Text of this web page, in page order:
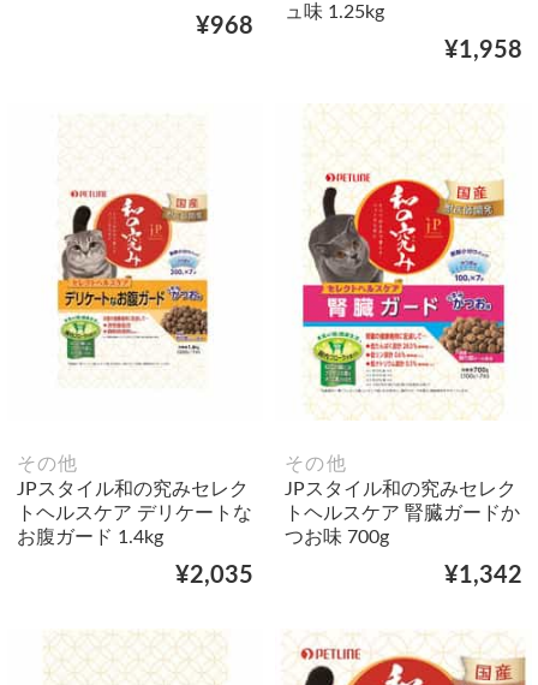
¥968
ュ味 1.25kg
¥1,958
その他
JPスタイル和の究みセレク
トヘルスケア デリケートな
お腹ガード 1.4kg
¥2,035
その他
JPスタイル和の究みセレク
トヘルスケア 腎臓ガードか
つお味 700g
¥1,342